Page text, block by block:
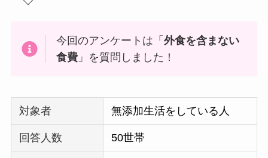
今回のアンケートは「外食を含まない
食費 」を質問しました！
対象者 無添加生活をしている人
回答人数 50世帯